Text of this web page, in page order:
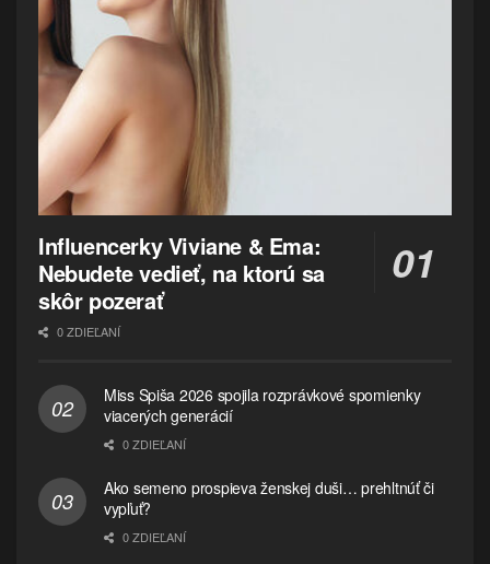
Influencerky Viviane & Ema:
Nebudete vedieť, na ktorú sa
skôr pozerať
0 ZDIEĽANÍ
Miss Spiša 2026 spojila rozprávkové spomienky
viacerých generácií
0 ZDIEĽANÍ
Ako semeno prospieva ženskej duši… prehltnúť či
vypľuť?
0 ZDIEĽANÍ